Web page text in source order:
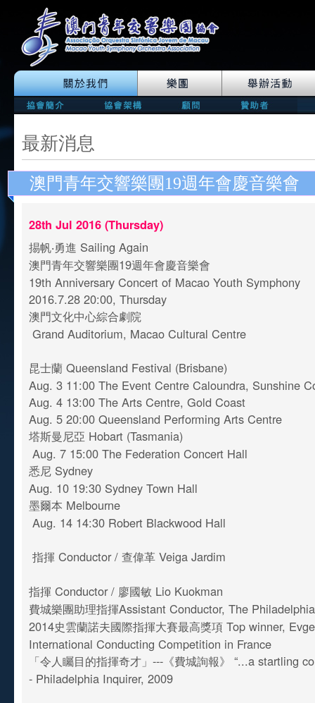
最新消息
澳門青年交響樂團19週年會慶音樂會
28th Jul 2016 (Thursday)
掦帆‧勇進 Sailing Again
澳門青年交響樂團19週年會慶音樂會
19th Anniversary Concert of Macao Youth Symphony
2016.7.28 20:00, Thursday
澳門文化中心綜合劇院
Grand Auditorium, Macao Cultural Centre
昆士蘭 Queensland Festival (Brisbane)
Aug. 3 11:00 The Event Centre Caloundra, Sunshine
Aug. 4 13:00 The Arts Centre, Gold Coast
Aug. 5 20:00 Queensland Performing Arts Centre
塔斯曼尼亞 Hobart (Tasmania)
Aug. 7 15:00 The Federation Concert Hall
悉尼 Sydney
Aug. 10 19:30 Sydney Town Hall
墨爾本 Melbourne
Aug. 14 14:30 Robert Blackwood Hall
指揮 Conductor / 查偉革 Veiga Jardim
指揮 Conductor / 廖國敏 Lio Kuokman
費城樂團助理指揮Assistant Conductor, The
2014史雲蘭諾夫國際指揮大賽最高獎項 Top winner,
International Conducting Competition in France
「令人矚目的指揮奇才」---《費城詢報》 “...a startling
- Philadelphia Inquirer, 2009